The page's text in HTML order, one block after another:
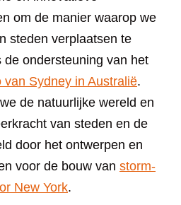
om de manier waarop we
steden verplaatsen te
ondersteuning van het
van Sydney in Australië.
de natuurlijke wereld en
van steden en de
door het ontwerpen en
voor de bouw van storm-
New York.